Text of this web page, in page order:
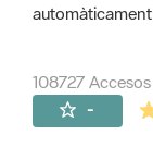
108727 Accesos
-